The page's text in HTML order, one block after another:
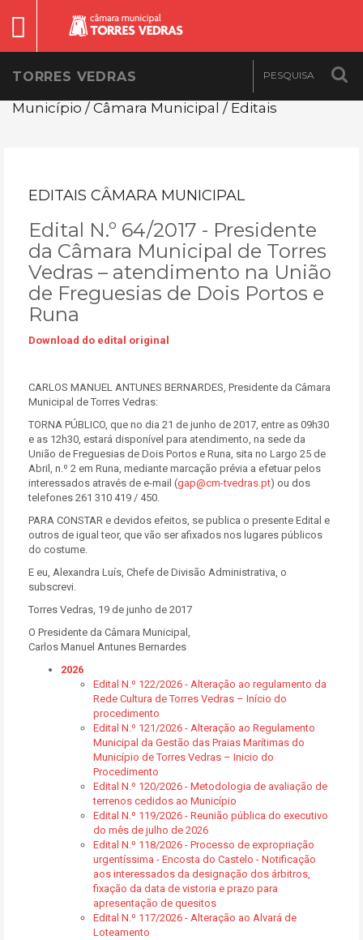
TORRES VEDRAS
Município / Câmara Municipal / Editais
EDITAIS CÂMARA MUNICIPAL
Edital N.º 64/2017 - Presidente
da Câmara Municipal de Torres
Vedras – atendimento na União
de Freguesias de Dois Portos e
Runa
Download do edital original
CARLOS MANUEL ANTUNES BERNARDES, Presidente da Câmara
Municipal de Torres Vedras:
TORNA PÚBLICO, que no dia 21 de junho de 2017, entre as 09h30
e as 12h30, estará disponível para atendimento, na sede da
União de Freguesias de Dois Portos e Runa, sita no Largo 25 de
Abril, n.º 2 em Runa, mediante marcação prévia a efetuar pelos
interessados através de e-mail (gap@cm-tvedras.pt) ou dos
telefones 261 310 419 / 450.
PARA CONSTAR e devidos efeitos, se publica o presente Edital e
outros de igual teor, que vão ser afixados nos lugares públicos
do costume.
E eu, Alexandra Luís, Chefe de Divisão Administrativa, o
subscrevi.
Torres Vedras, 19 de junho de 2017
O Presidente da Câmara Municipal,
Carlos Manuel Antunes Bernardes
2026
Edital N.º 122/2026 - Alteração ao regulamento da
Rede Cultura de Torres Vedras – Início do
procedimento
Edital N.º 121/2026 - Alteração ao Regulamento
Municipal da Gestão das Praias Marítimas do
Município de Torres Vedras – Inicio do
Procedimento
Edital N.º 120/2026 - Metodologia de avaliação de
terrenos cedidos ao Município
Edital N.º 119/2026 - Reunião pública do executivo
do mês de julho de 2026
Edital N.º 118/2026 - Processo de expropriação
urgentíssima - Encosta do Castelo - Notificação
aos interessados da designação dos árbitros,
fixação da data de vistoria e prazo para
apresentação de quesitos
Edital N.º 117/2026 - Alteração ao Alvará de
Loteamento